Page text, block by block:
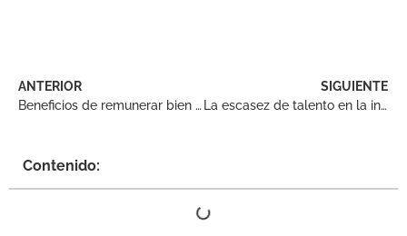
ANTERIOR
Beneficios de remunerar bien a los trabajadores
SIGUIENTE
La escasez de talento en la industria logística
Contenido: